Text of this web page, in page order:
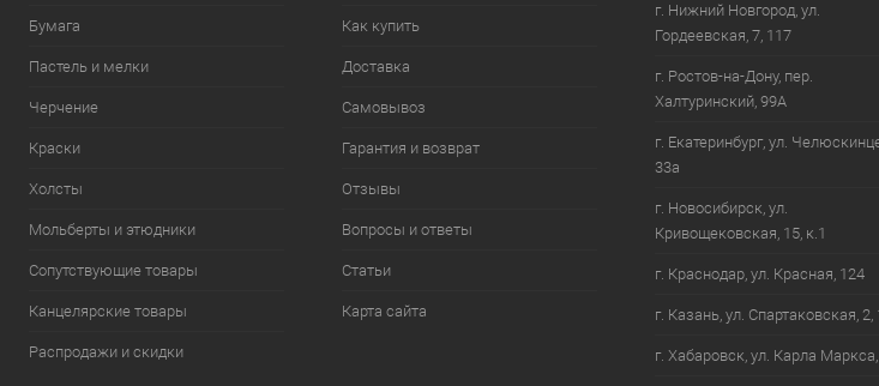
Бумага
Пастель и мелки
Черчение
Краски
Холсты
Мольберты и этюдники
Сопутствующие товары
Канцелярские товары
Распродажи и скидки
Как купить
Доставка
Самовывоз
Гарантия и возврат
Отзывы
Вопросы и ответы
Статьи
Карта сайта
г. Нижний Новгород, ул.
Гордеевская, 7, 117
г. Ростов-на-Дону, пер.
Халтуринский, 99А
г. Екатеринбург, ул.
33а
г. Новосибирск, ул.
Кривощековская, 15, к.1
г. Краснодар, ул. Красная, 124
г. Казань, ул. Спартаковская, 2,
г. Хабаровск, ул. Карла